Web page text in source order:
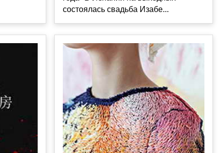
состоялась свадьба Изабе...